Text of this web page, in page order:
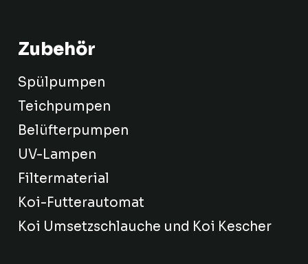
Zubehör
Spülpumpen
Teichpumpen
Belüfterpumpen
UV-Lampen
Filtermaterial
Koi-Futterautomat
Koi Umsetzschlauche und Koi Kescher